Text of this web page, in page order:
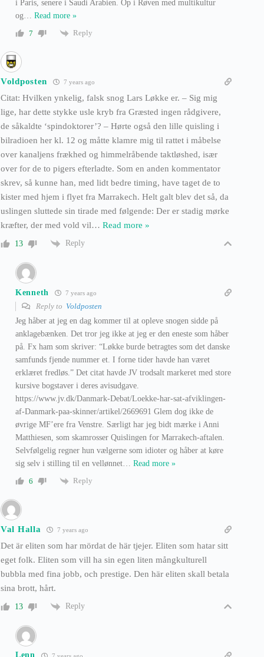
i Paris, senere i Saudi Arabien. Op i Røven med multikultur
og… Read more »
7
Reply
Voldposten 7 years ago
Citat: Hvilken ynkelig, falsk snog Lars Løkke er. – Sig mig
lige, har dette stykke usle kryb fra Græsted ingen rådgivere,
de såkaldte ‘spindoktorer’? – Hørte også den lille quisling i
bilradioen her kl. 12 og måtte klamre mig til rattet i måbelse
over kanaljens frækhed og himmelråbende taktløshed, især
over for de to pigers efterladte. Som en anden kommentator
skrev, så kunne han, med lidt bedre timing, have taget de to
kister med hjem i flyet fra Marrakech. Helt galt blev det så, da
uslingen sluttede sin tirade med følgende: Der er stadig mørke
kræfter, der med vold vil… Read more »
13 Reply
Kenneth 7 years ago
Reply to Voldposten
Jeg håber at jeg en dag kommer til at opleve snogen sidde på
anklagebænken. Det tror jeg ikke at jeg er den eneste som håber
på. Fx ham som skriver: “Løkke burde betragtes som det danske
samfunds fjende nummer et. I forne tider havde han været
erklæret fredløs.” Det citat havde JV trodsalt markeret med store
kursive bogstaver i deres avisudgave.
https://www.jv.dk/Danmark-Debat/Loekke-har-sat-afviklingen-
af-Danmark-paa-skinner/artikel/2669691 Glem dog ikke de
øvrige MF’ere fra Venstre. Særligt har jeg bidt mærke i Anni
Matthiesen, som skamrosser Quislingen for Marrakech-aftalen.
Selvfølgelig regner hun vælgerne som idioter og håber at køre
sig selv i stilling til en vellønnet… Read more »
6
Reply
Val Halla 7 years ago
Det är eliten som har mördat de här tjejer. Eliten som hatar sitt
eget folk. Eliten som vill ha sin egen liten mångkulturell
bubbla med fina jobb, och prestige. Den här eliten skall betala
sina brott, hårt.
13 Reply
Lenn